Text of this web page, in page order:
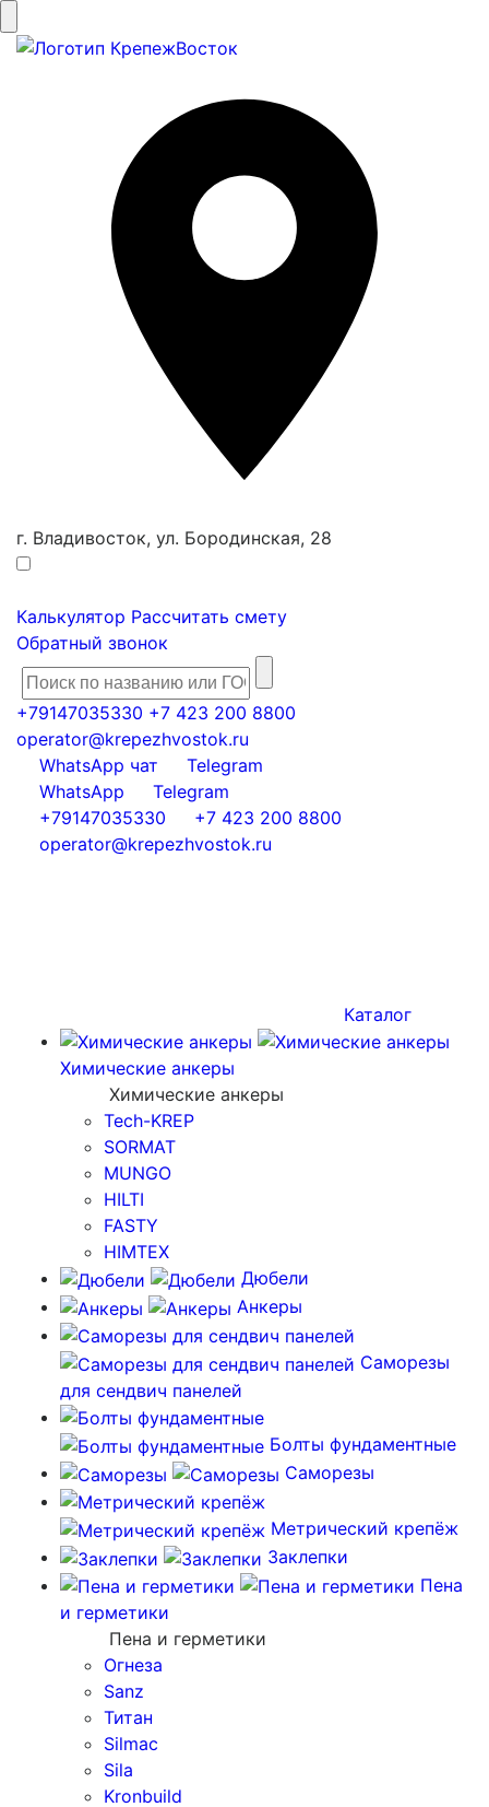
г. Владивосток, ул. Бородинская, 28
Калькулятор Рассчитать смету
Обратный звонок
+79147035330 +7 423 200 8800
operator@krepezhvostok.ru
WhatsApp чат
Telegram
WhatsApp
Telegram
+79147035330
+7 423 200 8800
operator@krepezhvostok.ru
Каталог
Химические анкеры
Химические анкеры
Tech-KREP
SORMAT
MUNGO
HILTI
FASTY
HIMTEX
Дюбели
Анкеры
Саморезы
для сендвич панелей
Болты фундаментные
Саморезы
Метрический крепёж
Заклепки
Пена
и герметики
Пена и герметики
Огнеза
Sanz
Титан
Silmac
Sila
Kronbuild